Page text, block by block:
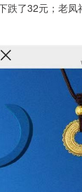
了32元；老